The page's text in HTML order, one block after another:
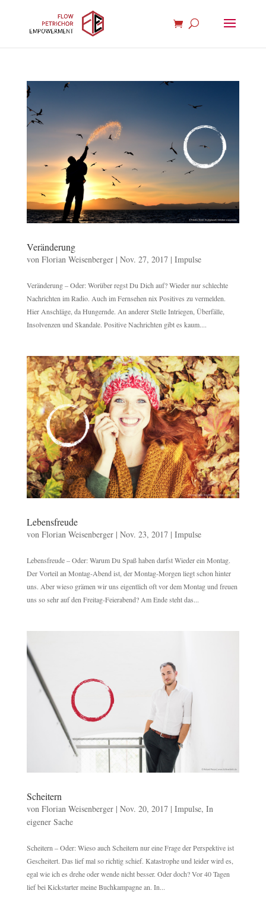
Veränderung
von Florian Weisenberger| Nov. 27, 2017| Impulse
Veränderung – Oder: Worüber regst Du Dich auf? Wieder nur schlechte
Nachrichten im Radio. Auch im Fernsehen nix Positives zu vermelden.
Hier Anschläge, da Hungernde. An anderer Stelle Intriegen, Überfälle,
Insolvenzen und Skandale. Positive Nachrichten gibt es kaum....
Lebensfreude
von Florian Weisenberger| Nov. 23, 2017| Impulse
Lebensfreude – Oder: Warum Du Spaß haben darfst Wieder ein Montag.
Der Vorteil an Montag-Abend ist, der Montag-Morgen liegt schon hinter
uns. Aber wieso grämen wir uns eigentlich oft vor dem Montag und freuen
uns so sehr auf den Freitag-Feierabend? Am Ende steht das...
Scheitern
von Florian Weisenberger| Nov. 20, 2017| Impulse, In
eigener Sache
Scheitern – Oder: Wieso auch Scheitern nur eine Frage der Perspektive ist
Gescheitert. Das lief mal so richtig schief. Katastrophe und leider wird es,
egal wie ich es drehe oder wende nicht besser. Oder doch? Vor 40 Tagen
lief bei Kickstarter meine Buchkampagne an. In...